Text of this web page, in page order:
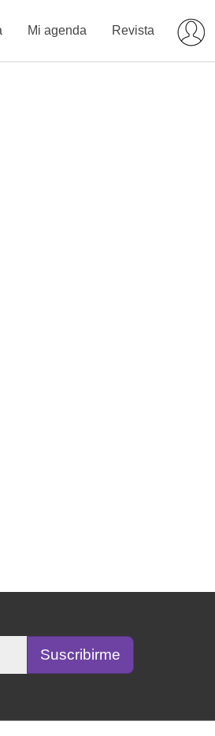
Mi agenda Revista